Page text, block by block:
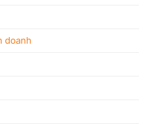
doanh